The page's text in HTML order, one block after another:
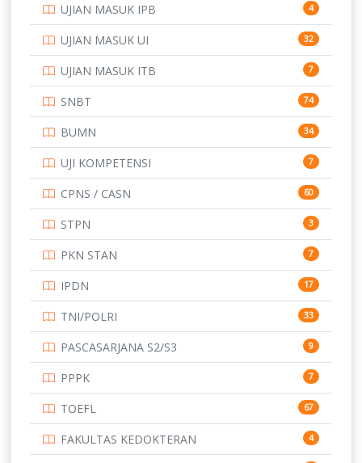
SMK 231
SMP 134
STIP 2
153
345
UNIVERSITAS AIRLANGGA 15
16
15
15
14
14
UNIVERSITAS CENDRAWASIH 14
15
219
11
UJIAN MASUK IPB 4
UJIAN MASUK UI 32
UJIAN MASUK ITB 7
SNBT 74
BUMN 34
UJI KOMPETENSI 7
CPNS / CASN 60
STPN 3
PKN STAN 7
IPDN 17
TNI/POLRI 33
PASCASARJANA S2/S3 9
PPPK 7
TOEFL 67
FAKULTAS KEDOKTERAN 4